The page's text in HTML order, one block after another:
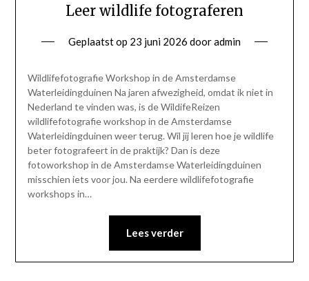
Leer wildlife fotograferen
Geplaatst op 23 juni 2026 dooradmin
Wildlifefotografie Workshop in de Amsterdamse
Waterleidingduinen Na jaren afwezigheid, omdat ik niet in
Nederland te vinden was, is de WildifeReizen
wildlifefotografie workshop in de Amsterdamse
Waterleidingduinen weer terug. Wil jij leren hoe je wildlife
beter fotografeert in de praktijk? Dan is deze
fotoworkshop in de Amsterdamse Waterleidingduinen
misschien iets voor jou. Na eerdere wildlifefotografie
workshops in…
Lees verder